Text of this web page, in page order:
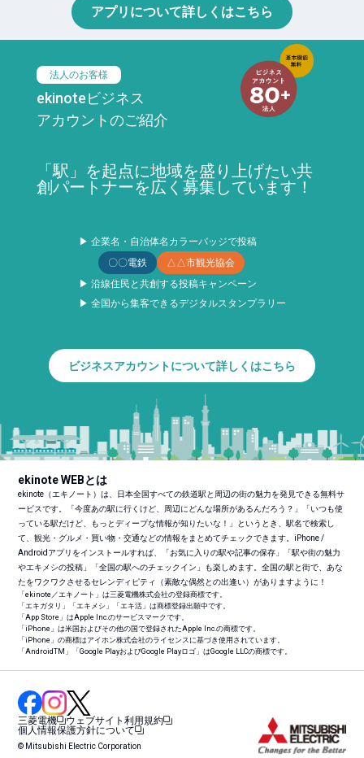
アプリについて詳しくはこちら
法人のお客様
ekinoteビジネス
アカウントのご紹介
「駅」を起点に地域を盛り上げたい共
創パートナーを広く募集しています！
▶ 企業名・自治体名カラーバッジで投稿
〇〇電鉄
△△市観光協会
▶ 沿線住民と共創する投稿キャンペーン
▶ 全国から集客できるデジタルスタンプラリー
ビジネスアカウントについて詳しくはこちら
ekinote WEBとは
ekinote（エキノート）は、日本全国すべての鉄道駅と周辺の街の魅力を発見できる無料サ
ービスです。「今度あの駅に行くけど、周辺にどんな場所があるんだろう？」「いつも使
っている駅だけど、もっとディープな情報が知りたいな！」というとき、駅名で検索し
て、観光・グルメ・買い物・交通などの情報をまとめてチェックできます。iPhone /
Androidアプリをインストールすれば、「お気に入りの駅や記事の保存」「駅や街の魅力
やエキメシの投稿」「全国の駅へのチェックイン」も楽しめます。全国の駅と街で、あな
たをワクワクさせるセレンディピティ（素敵な偶然との出逢い）がありますように！
「ekinote／エキノート」は三菱電機株式会社の登録商標です。
「エキガタリ」「エキメシ」「エキ活」は商標登録出願中です。
「App Store」はApple Inc.のサービスマークです。
「iPhone」は米国およびその他の国で登録されたApple Inc.の商標です。
「iPhone」の商標はアイホン株式会社のライセンスに基づき使用されています。
「AndroidTM 」「Google PlayおよびGoogle Playロゴ」はGoogle LLCの商標です。
三菱電機
ウェブサイト利用規約
個人情報保護方針について
© Mitsubishi Electric Corporation